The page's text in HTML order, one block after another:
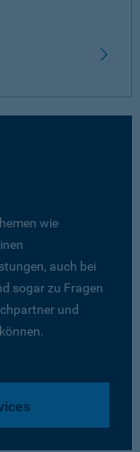
wie
auch bei
sogar zu Fragen
und